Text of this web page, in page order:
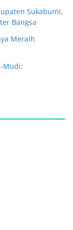
Sukabumi,
Bangsa
Meraih
Mudi: